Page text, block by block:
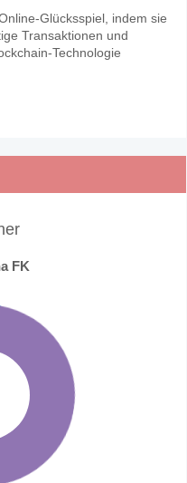
Glücksspiel, indem sie
Transaktionen und
Technologie
FK